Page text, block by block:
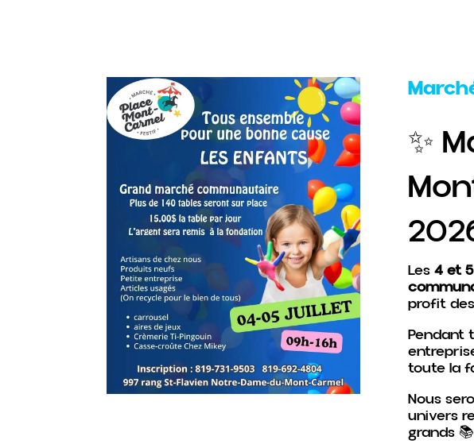
✨
Les 4 et
profit
Pendant
toute la
Nous
univers
grands